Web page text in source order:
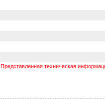
Представленная техническая